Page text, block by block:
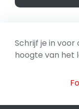
Schrijf je in voor
hoogte van het